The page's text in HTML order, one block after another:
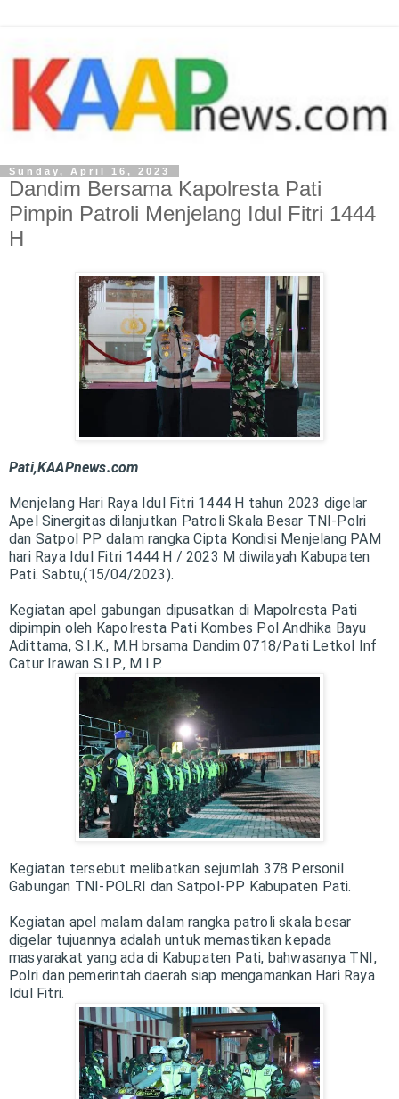
Sunday, April 16, 2023
Dandim Bersama Kapolresta Pati
Pimpin Patroli Menjelang Idul Fitri 1444
H
Pati,KAAPnews.com
Menjelang Hari Raya Idul Fitri 1444 H tahun 2023 digelar
Apel Sinergitas dilanjutkan Patroli Skala Besar TNI-Polri
dan Satpol PP dalam rangka Cipta Kondisi Menjelang PAM
hari Raya Idul Fitri 1444 H / 2023 M diwilayah Kabupaten
Pati. Sabtu,(15/04/2023).
Kegiatan apel gabungan dipusatkan di Mapolresta Pati
dipimpin oleh Kapolresta Pati Kombes Pol Andhika Bayu
Adittama, S.I.K., M.H brsama Dandim 0718/Pati Letkol Inf
Catur Irawan S.I.P., M.I.P.
Kegiatan tersebut melibatkan sejumlah 378 Personil
Gabungan TNI-POLRI dan Satpol-PP Kabupaten Pati.
Kegiatan apel malam dalam rangka patroli skala besar
digelar tujuannya adalah untuk memastikan kepada
masyarakat yang ada di Kabupaten Pati, bahwasanya TNI,
Polri dan pemerintah daerah siap mengamankan Hari Raya
Idul Fitri.